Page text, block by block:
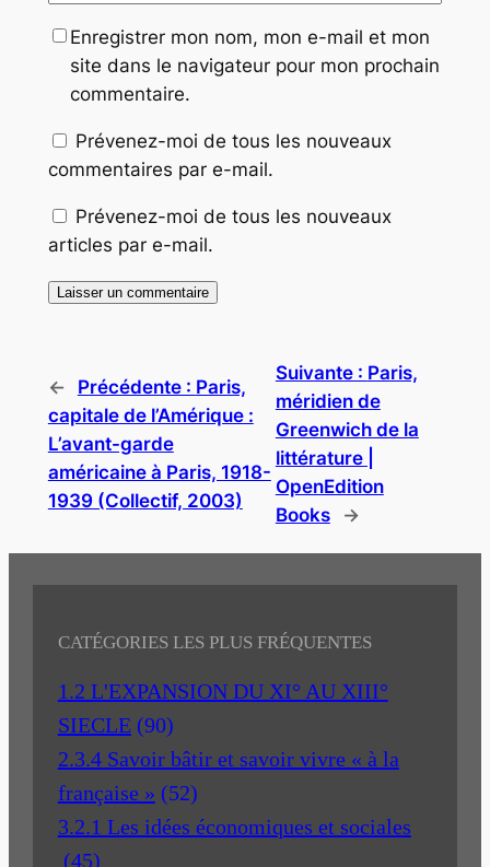
Enregistrer mon nom, mon e-mail et mon
site dans le navigateur pour mon prochain
commentaire.
Prévenez-moi de tous les nouveaux
commentaires par e-mail.
Prévenez-moi de tous les nouveaux
articles par e-mail.
← Précédente : Paris,
capitale de l’Amérique :
L’avant-garde
américaine à Paris, 1918-
1939 (Collectif, 2003)
Suivante : Paris,
méridien de
Greenwich de la
littérature |
OpenEdition
Books
→
CATÉGORIES LES PLUS FRÉQUENTES
1.2 L'EXPANSION DU XI° AU XIII°
SIECLE (90)
2.3.4 Savoir bâtir et savoir vivre « à la
française » (52)
3.2.1 Les idées économiques et sociales
(45)